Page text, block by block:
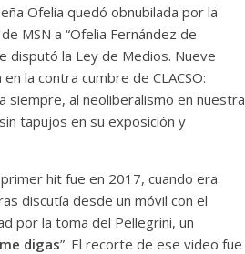
Ofelia quedó obnubilada por la
MSN a “Ofelia Fernández de
disputó la Ley de Medios. Nueve
la contra cumbre de CLACSO:
siempre, al neoliberalismo en nuestra
tapujos en su exposición y
hit fue en 2017, cuando era
discutía desde un móvil con el
por la toma del Pellegrini, un
digas”. El recorte de ese video fue